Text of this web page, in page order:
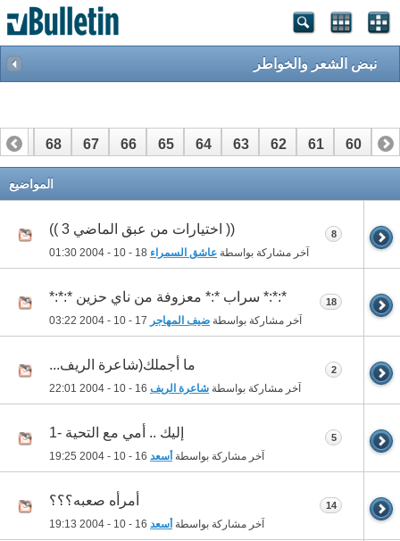
نبض الشعر والخواطر
59
60
61
62
63
64
65
66
67
68
69
88
89
المواضيع
(( اختيارات من عبق الماضي 3 ))
آخر مشاركة بواسطة عاشق السمراء 01:30
8
*:*:* سراب *:* معزوفة من ناي حزين *:*:*
آخر مشاركة بواسطة ضيف المهاجر 03:22
18
ما أجملك(شاعرة الريف...
آخر مشاركة بواسطة شاعرة الريف 22:01
2
إليك .. أمي مع التحية -1
آخر مشاركة بواسطة أسعد 19:25
5
أمرأه صعبه؟؟؟
آخر مشاركة بواسطة أسعد 19:13
14